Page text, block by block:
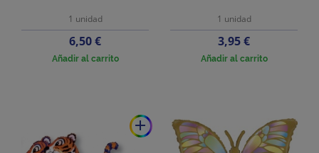
1 unidad
Precio
6,50 €
Añadir al carrito
1 unidad
Precio
3,95 €
Añadir al carrito
add